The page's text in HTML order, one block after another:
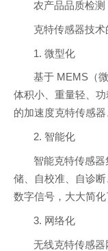
农产品品质检测
克特传感器技
1. 微型化
基于 MEMS（
体积小、重量轻、
的加速度克特传感
2. 智能化
智能克特传感
储、自校准、自诊
数字信号，大大简化
3. 网络化
无线克特传感